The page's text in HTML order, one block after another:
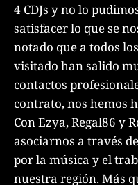
4 CDJs y no lo
satisfacer lo que se
notado que a todos
visitado han salido
contactos
contrato, nos hemos
Con Ezya, Regal86 y
asociarnos a través
por la música y el
nuestra región. Más